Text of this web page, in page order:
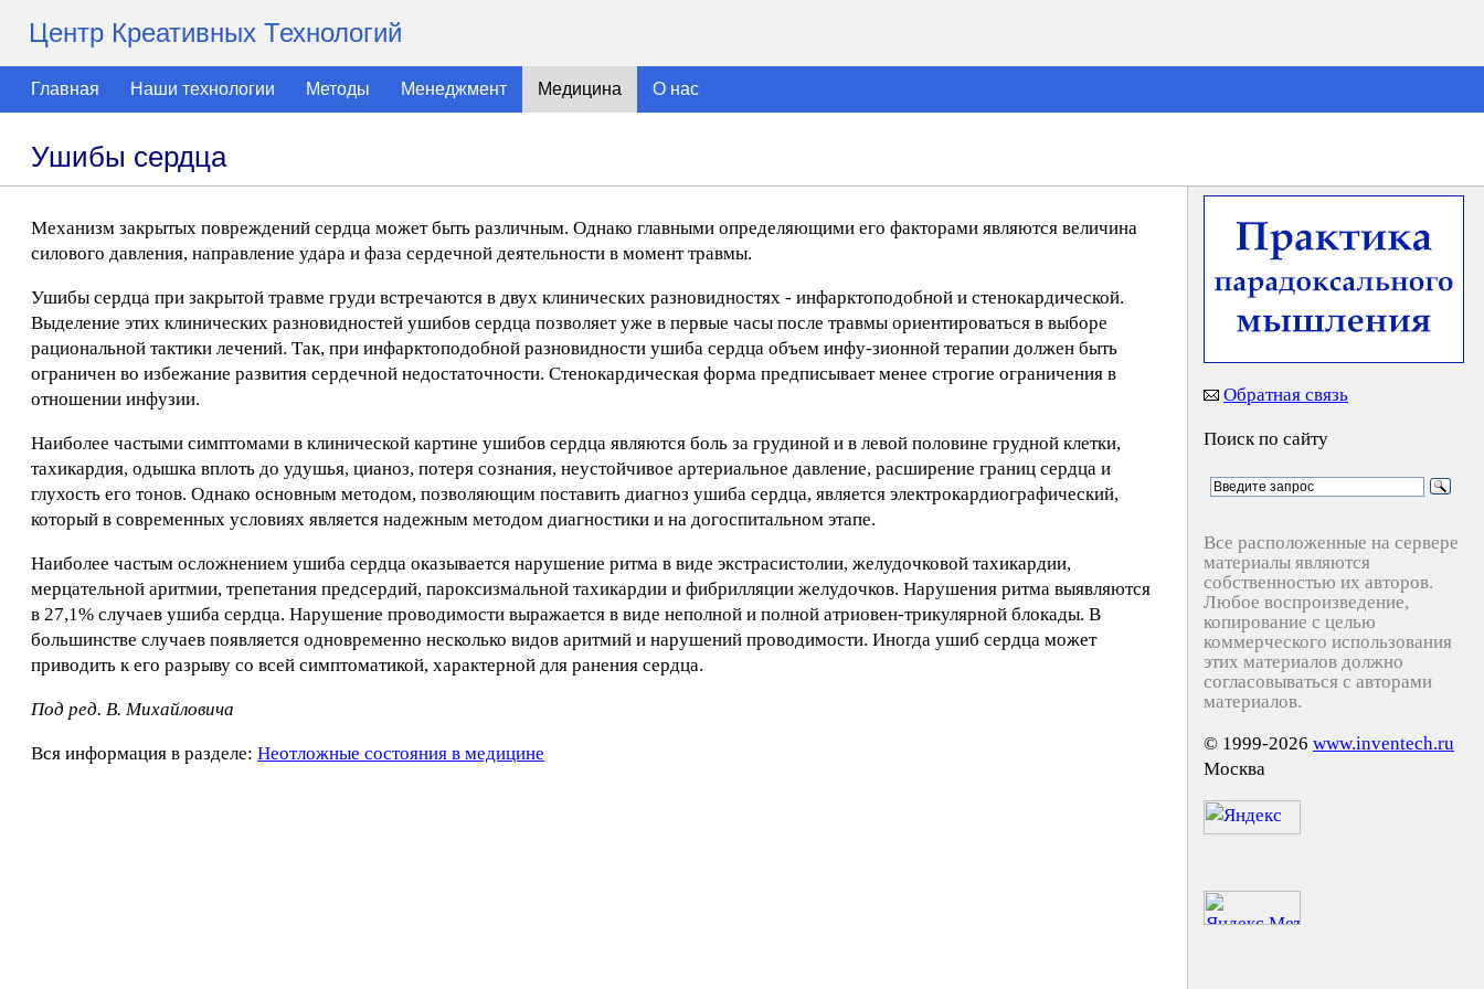
Центр Креативных Технологий
Главная Наши технологии Методы Менеджмент Медицина О нас
Ушибы сердца
Механизм закрытых повреждений сердца может быть различным. Однако главными определяющими его факторами являются величина
силового давления, направление удара и фаза сердечной деятельности в момент травмы.
Ушибы сердца при закрытой травме груди встречаются в двух клинических разновидностях - инфарктоподобной и стенокардической.
Выделение этих клинических разновидностей ушибов сердца позволяет уже в первые часы после травмы ориентироваться в выборе
рациональной тактики лечений. Так, при инфарктоподобной разновидности ушиба сердца объем инфу-зионной терапии должен быть
ограничен во избежание развития сердечной недостаточности. Стенокардическая форма предписывает менее строгие ограничения в
отношении инфузии.
Наиболее частыми симптомами в клинической картине ушибов сердца являются боль за грудиной и в левой половине грудной клетки,
тахикардия, одышка вплоть до удушья, цианоз, потеря сознания, неустойчивое артериальное давление, расширение границ сердца и
глухость его тонов. Однако основным методом, позволяющим поставить диагноз ушиба сердца, является электрокардиографический,
который в современных условиях является надежным методом диагностики и на догоспитальном этапе.
Наиболее частым осложнением ушиба сердца оказывается нарушение ритма в виде экстрасистолии, желудочковой тахикардии,
мерцательной аритмии, трепетания предсердий, пароксизмальной тахикардии и фибрилляции желудочков. Нарушения ритма выявляются
в 27,1% случаев ушиба сердца. Нарушение проводимости выражается в виде неполной и полной атриовен-трикулярной блокады. В
большинстве случаев появляется одновременно несколько видов аритмий и нарушений проводимости. Иногда ушиб сердца может
приводить к его разрыву со всей симптоматикой, характерной для ранения сердца.
Под ред. В. Михайловича
Вся информация в разделе: Неотложные состояния в медицине
Обратная связь
Поиск по сайту
Все расположенные на сервере
материалы являются
собственностью их авторов.
Любое воспроизведение,
копирование с целью
коммерческого использования
этих материалов должно
согласовываться с авторами
материалов.
© 1999-2026 www.inventech.ru
Москва